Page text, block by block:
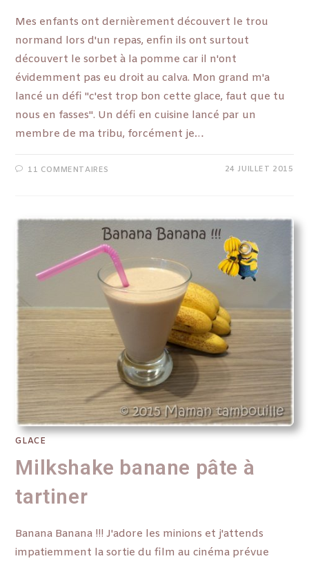
Mes enfants ont dernièrement découvert le trou
normand lors d'un repas, enfin ils ont surtout
découvert le sorbet à la pomme car il n'ont
évidemment pas eu droit au calva. Mon grand m'a
lancé un défi "c'est trop bon cette glace, faut que tu
nous en fasses". Un défi en cuisine lancé par un
membre de ma tribu, forcément je…
11 COMMENTAIRES 24 JUILLET 2015
GLACE
Milkshake banane pâte à
tartiner
Banana Banana !!! J'adore les minions et j'attends
impatiemment la sortie du film au cinéma prévue